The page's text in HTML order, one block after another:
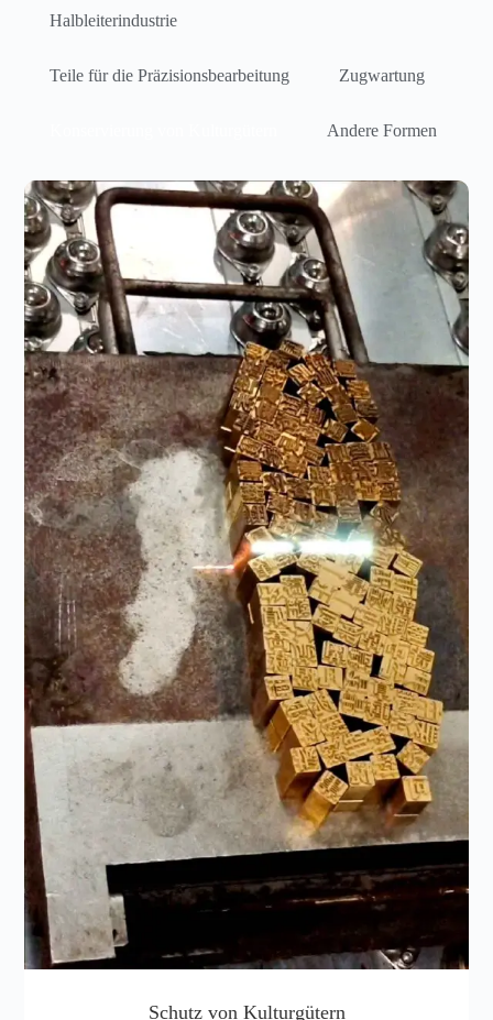
Halbleiterindustrie
Teile für die Präzisionsbearbeitung Zugwartung
Andere Formen
Schutz von Kulturgütern